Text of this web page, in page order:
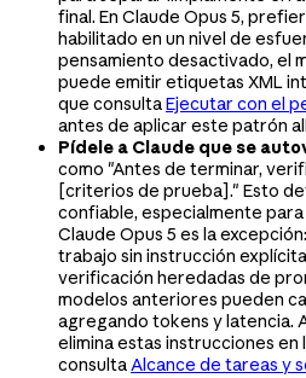
final. En Claude Opus 5,
habilitado en un nivel de
pensamiento desactivado, el
puede emitir etiquetas XML
que consultaEjecutar con el
antes de aplicar este patrón
Pídele a Claude que se
como "Antes de terminar,
[criterios de prueba]." Esto
confiable, especialmente
Claude Opus 5 es la
trabajo sin instrucción
verificación heredadas de
modelos anteriores pueden
agregando tokens y latencia.
elimina estas instrucciones
consultaAlcance de tareas y